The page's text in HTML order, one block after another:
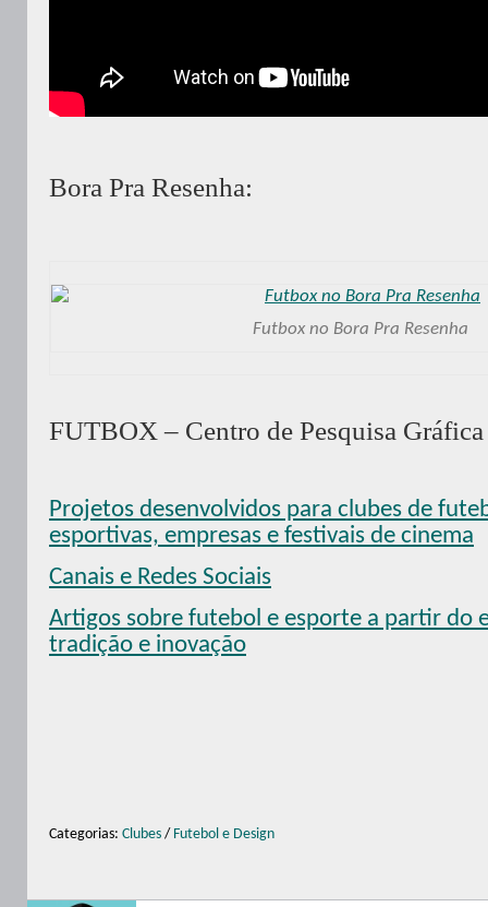
Bora Pra Resenha:
Futbox no Bora Pra Resenha
FUTBOX – Centro de Pesquisa
Projetos desenvolvidos para clubes de
esportivas, empresas e festivais de cinema
Canais e Redes Sociais
Artigos sobre futebol e esporte a partir do
tradição e inovação
Categorias: Clubes / Futebol e Design